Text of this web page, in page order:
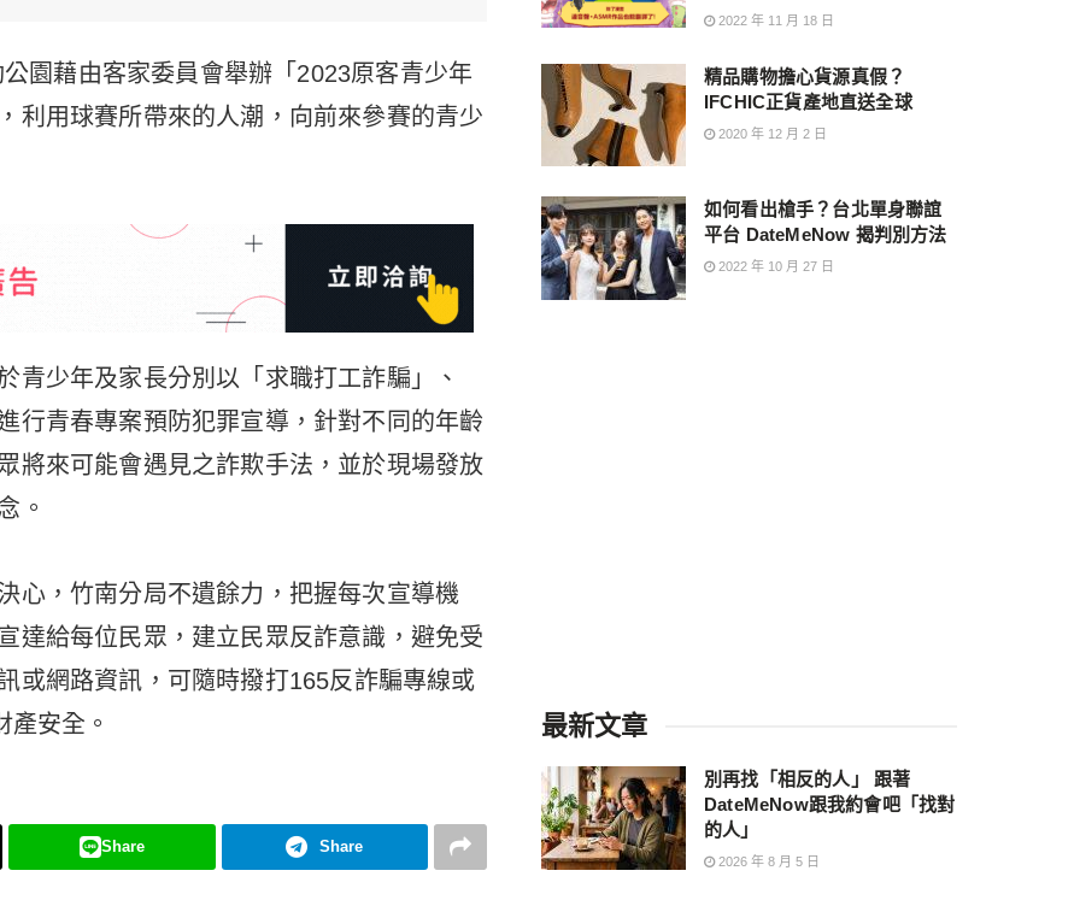
園藉由客家委員會舉辦「2023原客青少年
利用球賽所帶來的人潮，向前來參賽的青少
青少年及家長分別以「求職打工詐騙」、
行青春專案預防犯罪宣導，針對不同的年齡
將來可能會遇見之詐欺手法，並於現場發放
。
心，竹南分局不遺餘力，把握每次宣導機
達給每位民眾，建立民眾反詐意識，避免受
或網路資訊，可隨時撥打165反詐騙專線或
安全。
Share Share
2022 年 11 月 18 日
精品購物擔心貨源真假？
IFCHIC正貨產地直送全球
2020 年 12 月 2 日
如何看出槍手？台北單身聯誼
平台 DateMeNow 揭判別方法
2022 年 10 月 27 日
最新文章
別再找「相反的人」 跟著
DateMeNow跟我約會吧「找對
的人」
2026 年 8 月 5 日